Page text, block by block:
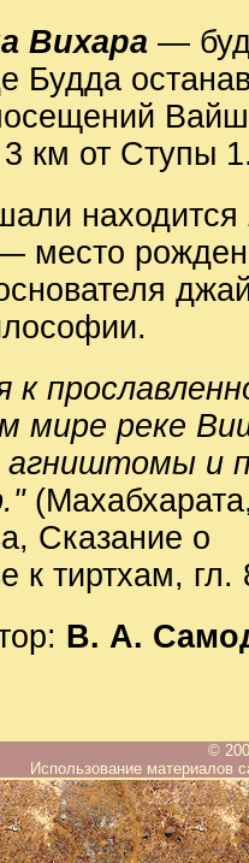
Вихара—
Будда
км от Ступы
находится
место
мире реке
агништомы и
Сказание о
к тиртхам, гл.
В. А.
©
Использование материалов